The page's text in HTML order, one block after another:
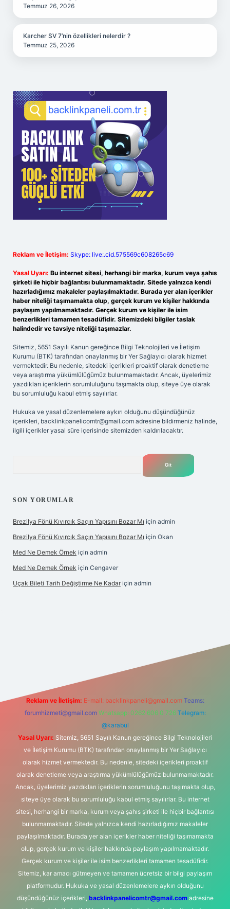
Temmuz 26, 2026
Karcher SV 7’nin özellikleri nelerdir ?
Temmuz 25, 2026
Reklam ve İletişim: Skype: live:.cid.575569c608265c69
Yasal Uyarı: Bu internet sitesi, herhangi bir marka, kurum veya şahıs
şirketi ile hiçbir bağlantısı bulunmamaktadır. Sitede yalnızca kendi
hazırladığımız makaleler paylaşılmaktadır. Burada yer alan içerikler
haber niteliği taşımamakta olup, gerçek kurum ve kişiler hakkında
paylaşım yapılmamaktadır. Gerçek kurum ve kişiler ile isim
benzerlikleri tamamen tesadüfidir. Sitemizdeki bilgiler taslak
halindedir ve tavsiye niteliği taşımazlar.
Sitemiz, 5651 Sayılı Kanun gereğince Bilgi Teknolojileri ve İletişim
Kurumu (BTK) tarafından onaylanmış bir Yer Sağlayıcı olarak hizmet
vermektedir. Bu nedenle, sitedeki içerikleri proaktif olarak denetleme
veya araştırma yükümlülüğümüz bulunmamaktadır. Ancak, üyelerimiz
yazdıkları içeriklerin sorumluluğunu taşımakta olup, siteye üye olarak
bu sorumluluğu kabul etmiş sayılırlar.
Hukuka ve yasal düzenlemelere aykırı olduğunu düşündüğünüz
içerikleri, backlinkpanelicomtr@gmail.com adresine bildirmeniz halinde,
ilgili içerikler yasal süre içerisinde sitemizden kaldırılacaktır.
SON YORUMLAR
Brezilya Fönü Kıvırcık Saçın Yapısını Bozar Mı için admin
Brezilya Fönü Kıvırcık Saçın Yapısını Bozar Mı için Okan
Med Ne Demek Örnek için admin
Med Ne Demek Örnek için Cengaver
Uçak Bileti Tarih Değiştirme Ne Kadar için admin
Reklam ve İletişim: E-mail: backlinkpaneli@gmail.com Teams:
forumhizmeti@gmail.com Whatsapp: 0262 606 0 726 Telegram:
@karabul
Yasal Uyarı: Sitemiz, 5651 Sayılı Kanun gereğince Bilgi Teknolojileri
ve İletişim Kurumu (BTK) tarafından onaylanmış bir Yer Sağlayıcı
olarak hizmet vermektedir. Bu nedenle, sitedeki içerikleri proaktif
olarak denetleme veya araştırma yükümlülüğümüz bulunmamaktadır.
Ancak, üyelerimiz yazdıkları içeriklerin sorumluluğunu taşımakta olup,
siteye üye olarak bu sorumluluğu kabul etmiş sayılırlar. Bu internet
sitesi, herhangi bir marka, kurum veya şahıs şirketi ile hiçbir bağlantısı
bulunmamaktadır. Sitede yalnızca kendi hazırladığımız makaleler
paylaşılmaktadır. Burada yer alan içerikler haber niteliği taşımamakta
olup, gerçek kurum ve kişiler hakkında paylaşım yapılmamaktadır.
Gerçek kurum ve kişiler ile isim benzerlikleri tamamen tesadüfidir.
Sitemiz, kar amacı gütmeyen ve tamamen ücretsiz bir bilgi paylaşım
platformudur. Hukuka ve yasal düzenlemelere aykırı olduğunu
düşündüğünüz içerikleri, backlinkpanelicomtr@gmail.comadresine